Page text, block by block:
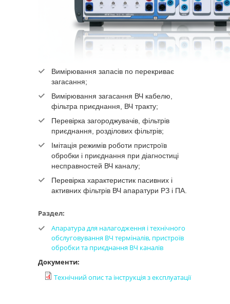
Вимірювання запасів по перекриває
загасання;
Вимірювання загасання ВЧ кабелю,
фільтра приєднання, ВЧ тракту;
Перевірка загороджувачів, фільтрів
приєднання, розділових фільтрів;
Імітація режимів роботи пристроїв
обробки і приєднання при діагностиці
несправностей ВЧ каналу;
Перевірка характеристик пасивних і
активних фільтрів ВЧ апаратури РЗ і ПА.
Раздел:
Апаратура для налагодження і технічного
обслуговування ВЧ терміналів, пристроїв
обробки та приєднання ВЧ каналів
Документи:
Технічний опис та інструкція з експлуатації